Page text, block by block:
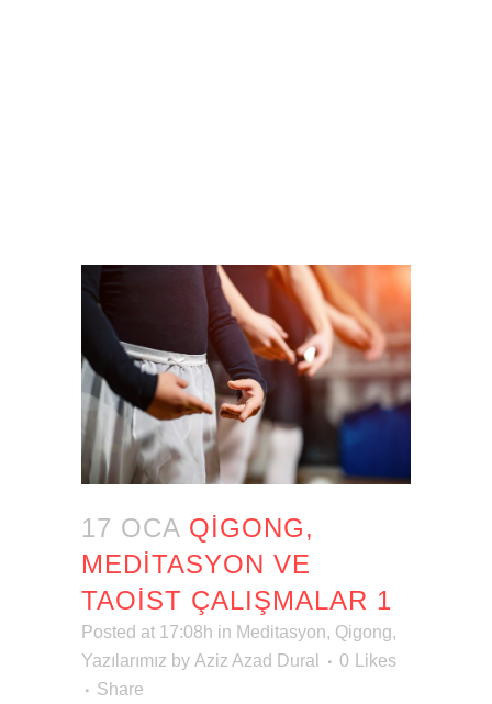
17 OCA QIGONG,
MEDITASYON VE
TAOIST ÇALIŞMALAR 1
Posted at 17:08h in Meditasyon, Qigong,
Yazılarımız by Aziz Azad Dural 0
Likes
Share